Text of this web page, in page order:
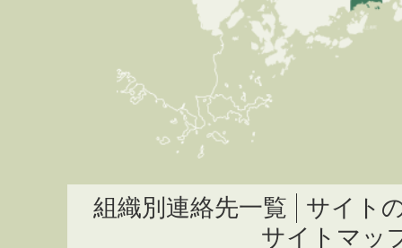
組織別連絡先一覧
サイト
サイトマッ